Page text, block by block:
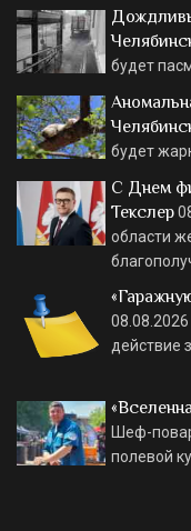
будет
будет
С Днем
Текслер
области
08.08.2026
действие
Шеф-
полевой